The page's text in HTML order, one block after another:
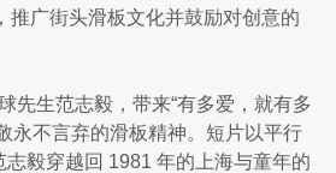
推广街头滑板文化并鼓励对创意的
先生范志毅，带来“有多爱，就有多
永不言弃的滑板精神。短片以平行
毅穿越回 1981 年的上海与童年的